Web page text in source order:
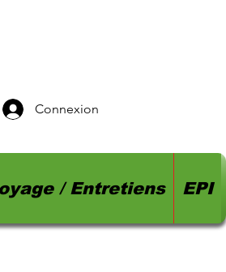
Connexion
/ Entretiens EPI